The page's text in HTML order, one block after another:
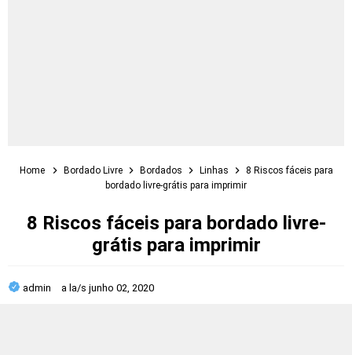
Home Bordado Livre Bordados Linhas
8 Riscos fáceis para
bordado livre-grátis para imprimir
8 Riscos fáceis para bordado livre-
grátis para imprimir
admin a la/s junho 02, 2020